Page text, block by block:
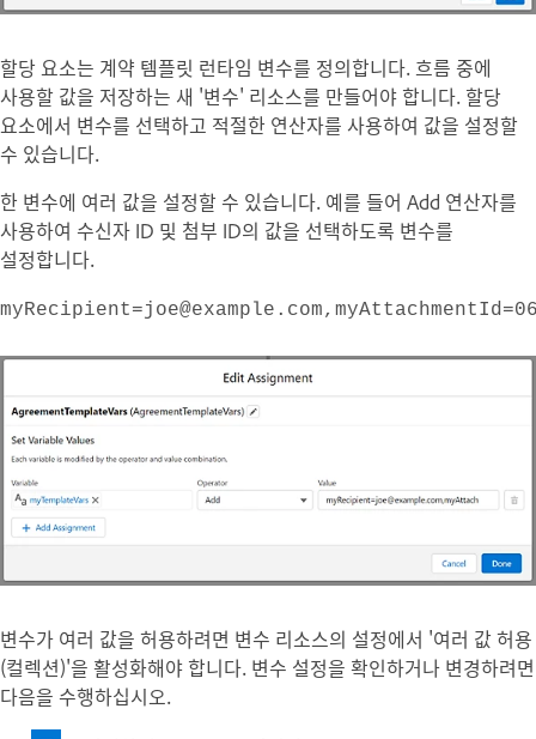
할당 요소는 계약 템플릿 런타임 변수를 정의합니다. 흐름 중에
사용할 값을 저장하는 새 '변수' 리소스를 만들어야 합니다. 할당
요소에서 변수를 선택하고 적절한 연산자를 사용하여 값을 설정할
수 있습니다.
한 변수에 여러 값을 설정할 수 있습니다. 예를 들어 Add 연산자를
사용하여 수신자 ID 및 첨부 ID의 값을 선택하도록 변수를
설정합니다.
변수가 여러 값을 허용하려면 변수 리소스의 설정에서 '여러 값 허용
(컬렉션)'을 활성화해야 합니다. 변수 설정을 확인하거나 변경하려면
다음을 수행하십시오.